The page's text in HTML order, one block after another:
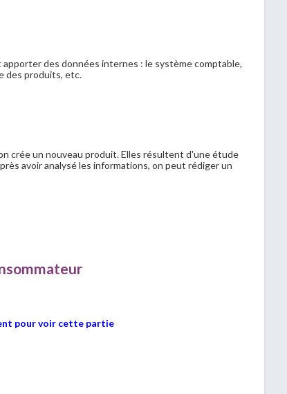
des données internes : le système comptable,
des produits, etc.
crée un nouveau produit. Elles résultent d'une étude
avoir analysé les informations, on peut rédiger un
pour voir cette partie